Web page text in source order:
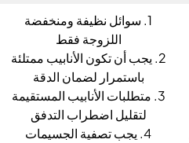
1. سوائل نظيفة ومنخفضة
اللزوجة فقط
2. يجب أن تكون الأنابيب ممتلئة
باستمرار لضمان الدقة
3. متطلبات الأنابيب المستقيمة
لتقليل اضطراب التدفق
4. يجب تصفية الجسيمات